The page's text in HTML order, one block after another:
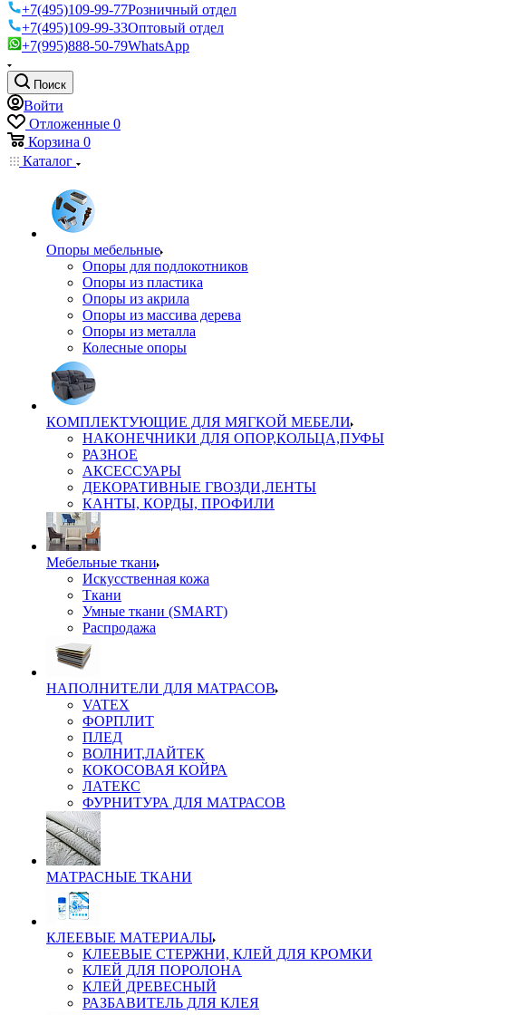
+7(495)109-99-77Розничный отдел
+7(495)109-99-33Оптовый отдел
+7(995)888-50-79WhatsApp
Поиск
Войти
Отложенные 0
Корзина 0
Каталог
Опоры мебельные
Опоры для подлокотников
Опоры из пластика
Опоры из акрила
Опоры из массива дерева
Опоры из металла
Колесные опоры
КОМПЛЕКТУЮЩИЕ ДЛЯ МЯГКОЙ МЕБЕЛИ
НАКОНЕЧНИКИ ДЛЯ ОПОР,КОЛЬЦА,ПУФЫ
РАЗНОЕ
АКСЕССУАРЫ
ДЕКОРАТИВНЫЕ ГВОЗДИ,ЛЕНТЫ
КАНТЫ, КОРДЫ, ПРОФИЛИ
Мебельные ткани
Искусственная кожа
Ткани
Умные ткани (SMART)
Распродажа
НАПОЛНИТЕЛИ ДЛЯ МАТРАСОВ
VATEX
ФОРПЛИТ
ПЛЕД
ВОЛНИТ,ЛАЙТЕК
КОКОСОВАЯ КОЙРА
ЛАТЕКС
ФУРНИТУРА ДЛЯ МАТРАСОВ
МАТРАСНЫЕ ТКАНИ
КЛЕЕВЫЕ МАТЕРИАЛЫ
КЛЕЕВЫЕ СТЕРЖНИ, КЛЕЙ ДЛЯ КРОМКИ
КЛЕЙ ДЛЯ ПОРОЛОНА
КЛЕЙ ДРЕВЕСНЫЙ
РАЗБАВИТЕЛЬ ДЛЯ КЛЕЯ